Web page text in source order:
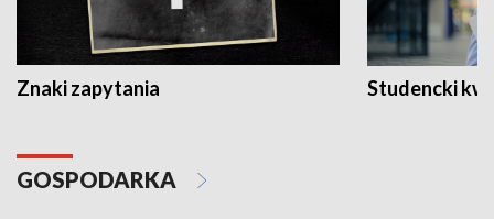
Znaki zapytania Studencki
GOSPODARKA